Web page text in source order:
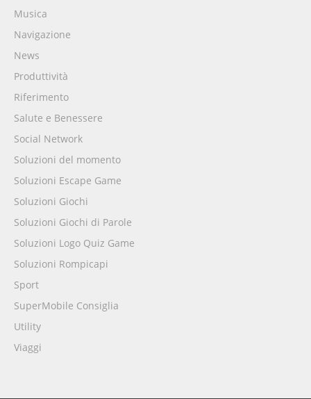
Musica
Navigazione
News
Produttività
Riferimento
Salute e Benessere
Social Network
Soluzioni del momento
Soluzioni Escape Game
Soluzioni Giochi
Soluzioni Giochi di Parole
Soluzioni Logo Quiz Game
Soluzioni Rompicapi
Sport
SuperMobile Consiglia
Utility
Viaggi